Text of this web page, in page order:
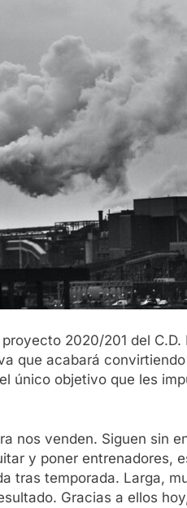
2020/201 del
que acabará
único objetivo que les
nos venden. Siguen sin
y poner entrenadores,
tras temporada. Larga,
Gracias a ellos